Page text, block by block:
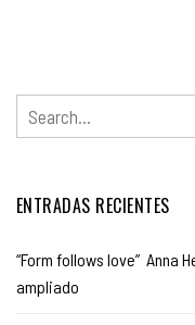
ENTRADAS RECIENTES
“Form follows love” Anna
ampliado